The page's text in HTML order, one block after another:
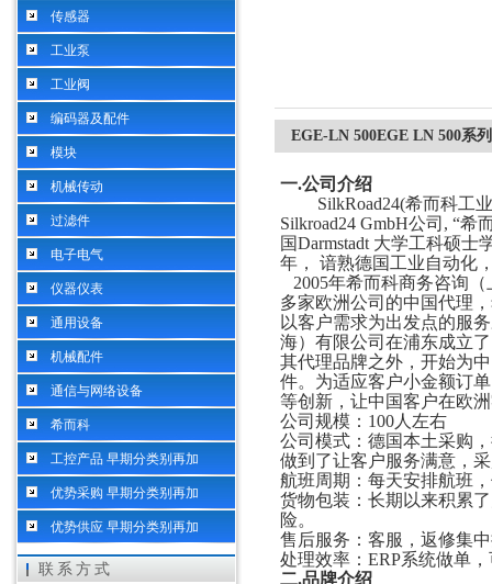
传感器
工业泵
工业阀
编码器及配件
模块
机械传动
过滤件
电子电气
仪器仪表
通用设备
机械配件
通信与网络设备
希而科
工控产品 早期分类别再加
优势采购 早期分类别再加
优势供应 早期分类别再加
联系方式
EGE-LN 500EGE LN 500系
一.公司介绍
SilkRoad24(希而科工
Silkroad24 GmbH公司, “
国Darmstadt 大学工科硕士
年， 谙熟德国工业自动化
2005年希而科商务咨询
多家欧洲公司的中国代理
以客户需求为出发点的服
海）有限公司在浦东成立
其代理品牌之外，开始为
件。为适应客户小金额订
等创新，让中国客户在欧
公司规模： 100人左右
公司模式：德国本土采购
做到了让客户服务满意，
航班周期：每天安排航班
货物包装：长期以来积累
险。
售后服务：客服，返修集
处理效率： ERP系统做单
二.品牌介绍